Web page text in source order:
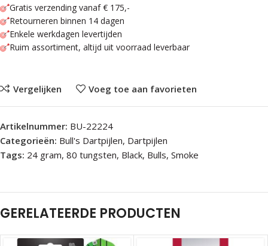
Gratis verzending vanaf € 175,-
Retourneren binnen 14 dagen
Enkele werkdagen levertijden
Ruim assortiment, altijd uit voorraad leverbaar
Vergelijken Voeg toe aan favorieten
Artikelnummer: BU-22224
Categorieën: Bull's Dartpijlen, Dartpijlen
Tags: 24 gram, 80 tungsten, Black, Bulls, Smoke
GERELATEERDE PRODUCTEN